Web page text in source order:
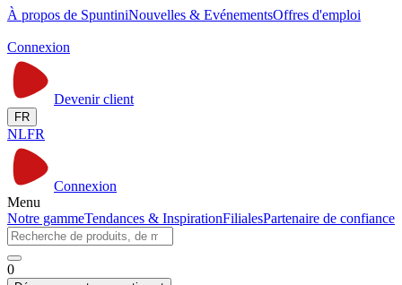
À propos de SpuntiniNouvelles & EvénementsOffres d'emploi
Connexion
Devenir client
FR
NLFR
Connexion
Menu
Notre gammeTendances & InspirationFilialesPartenaire de confiance
0